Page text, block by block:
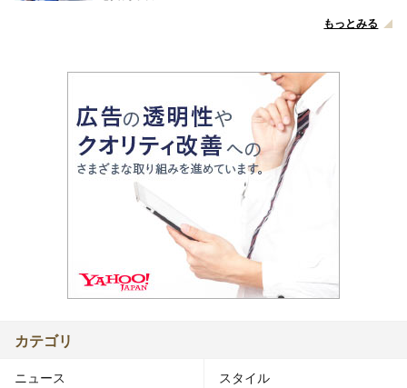
もっとみる
カテゴリ
ニュース スタイル